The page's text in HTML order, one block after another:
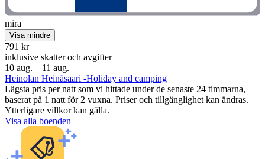
mira
Visa mindre
791 kr
inklusive skatter och avgifter
10 aug. – 11 aug.
Heinolan Heinäsaari -Holiday and camping
Lägsta pris per natt som vi hittade under de senaste 24 timmarna,
baserat på 1 natt för 2 vuxna. Priser och tillgänglighet kan ändras.
Ytterligare villkor kan gälla.
Visa alla boenden